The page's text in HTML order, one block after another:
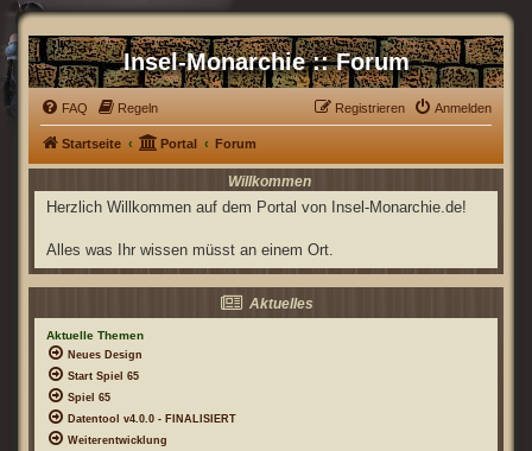
Insel-Monarchie :: Forum
FAQ Regeln Anmelden
Registrieren
Startseite Portal Forum
Willkommen
Herzlich Willkommen auf dem Portal von Insel-Monarchie.de!
Alles was Ihr wissen müsst an einem Ort.
Aktuelles
Aktuelle Themen
Neues Design
Start Spiel 65
Spiel 65
Datentool v4.0.0 - FINALISIERT
Weiterentwicklung